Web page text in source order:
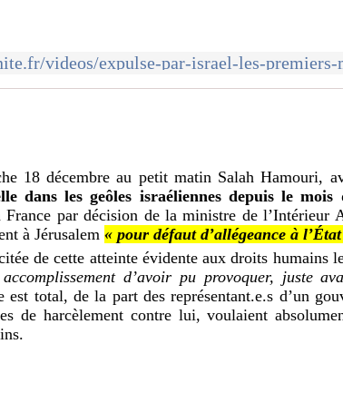
18 décembre au petit matin Salah Hamouri,
dans les geôles israéliennes depuis le mois
par décision de la ministre de l’Intérieur
à Jérusalem« pour défaut d’allégeance à
de cette atteinte évidente aux droits humains
d’avoir pu provoquer, juste
est total, de la part des représentant.e.s d’un
de harcèlement contre lui, voulaient